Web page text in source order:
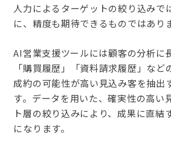
人力によるターゲットの絞り込みで
に、精度も期待できるものではあり
AI営業支援ツールには顧客の分析に
「購買履歴」「資料請求履歴」など
成約の可能性が高い見込み客を抽出
す。データを用いた、確実性の高い
ト層の絞り込みにより、成果に直結
になります。